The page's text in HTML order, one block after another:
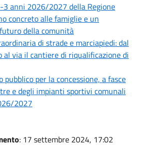
anni 2026/2027 della Regione
concreto alle famiglie e un
della comunità
di strade e marciapiedi: dal
al via il cantiere di riqualificazione di
pubblico per la concessione, a fasce
e degli impianti sportivi comunali
2027
: 17 settembre 2024, 17:02